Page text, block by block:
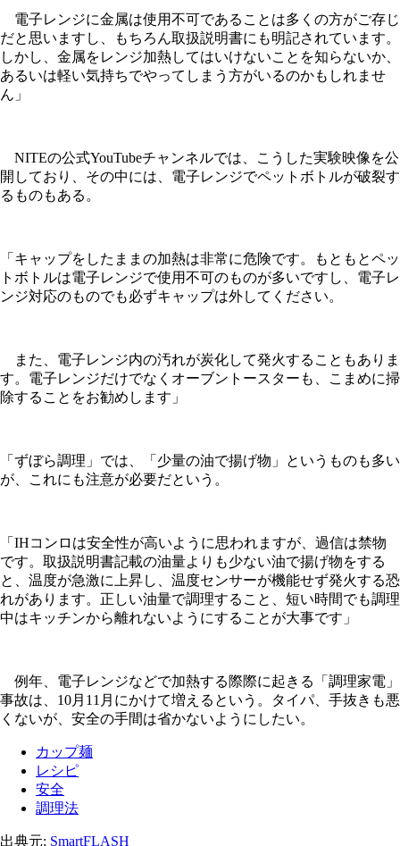
電子レンジに金属は使用不可であることは多くの方がご存じ
だと思いますし、もちろん取扱説明書にも明記されています。
しかし、金属をレンジ加熱してはいけないことを知らないか、
あるいは軽い気持ちでやってしまう方がいるのかもしれませ
ん」
NITEの公式YouTubeチャンネルでは、こうした実験映像を公
開しており、その中には、電子レンジでペットボトルが破裂す
るものもある。
「キャップをしたままの加熱は非常に危険です。もともとペッ
トボトルは電子レンジで使用不可のものが多いですし、電子レ
ンジ対応のものでも必ずキャップは外してください。
また、電子レンジ内の汚れが炭化して発火することもありま
す。電子レンジだけでなくオーブントースターも、こまめに掃
除することをお勧めします」
「ずぼら調理」では、「少量の油で揚げ物」というものも多い
が、これにも注意が必要だという。
「IHコンロは安全性が高いように思われますが、過信は禁物
です。取扱説明書記載の油量よりも少ない油で揚げ物をする
と、温度が急激に上昇し、温度センサーが機能せず発火する恐
れがあります。正しい油量で調理すること、短い時間でも調理
中はキッチンから離れないようにすることが大事です」
例年、電子レンジなどで加熱する際際に起きる「調理家電」
事故は、10月11月にかけて増えるという。タイパ、手抜きも悪
くないが、安全の手間は省かないようにしたい。
カップ麺
レシピ
安全
調理法
出典元: SmartFLASH